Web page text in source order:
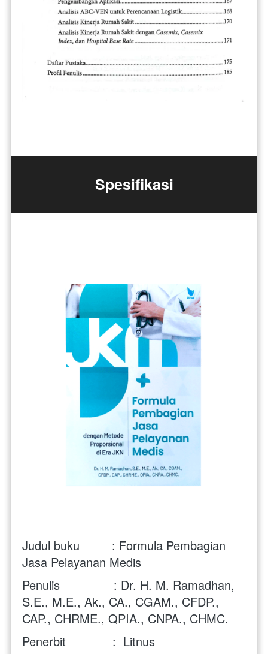
Spesifikasi
Judul buku         : Formula Pembagian
Jasa Pelayanan Medis
Penulis               : Dr. H. M. Ramadhan,
S.E., M.E., Ak., CA., CGAM., CFDP.,
CAP., CHRME., QPIA., CNPA., CHMC.
Penerbit             : Litnus